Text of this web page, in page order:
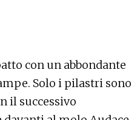
con un abbondante
Solo i pilastri sono
il successivo